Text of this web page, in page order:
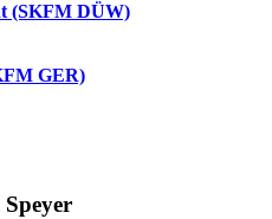
(SKFM DÜW)
GER)